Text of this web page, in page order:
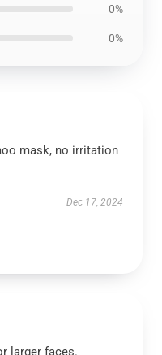
0%
0%
mask, no irritation
Dec 17, 2024
larger faces.